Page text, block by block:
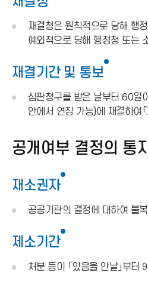
재결청은 원칙적으로 당해 행
예외적으로 당해 행정청 또는
재결기간 및 통보
심판청구를 받은 날부터 60일
안에서 연장 가능)에 재결하여「
공개여부 결정의 통지
재소권자
공공기관의 결정에 대하여 불
제소기간
처분 등이 「있음을 안날」부터